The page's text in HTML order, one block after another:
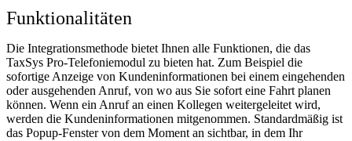
Funktionalitäten
Die Integrationsmethode bietet Ihnen alle Funktionen, die das
TaxSys Pro-Telefoniemodul zu bieten hat. Zum Beispiel die
sofortige Anzeige von Kundeninformationen bei einem eingehenden
oder ausgehenden Anruf, von wo aus Sie sofort eine Fahrt planen
können. Wenn ein Anruf an einen Kollegen weitergeleitet wird,
werden die Kundeninformationen mitgenommen. Standardmäßig ist
das Popup-Fenster von dem Moment an sichtbar, in dem Ihr